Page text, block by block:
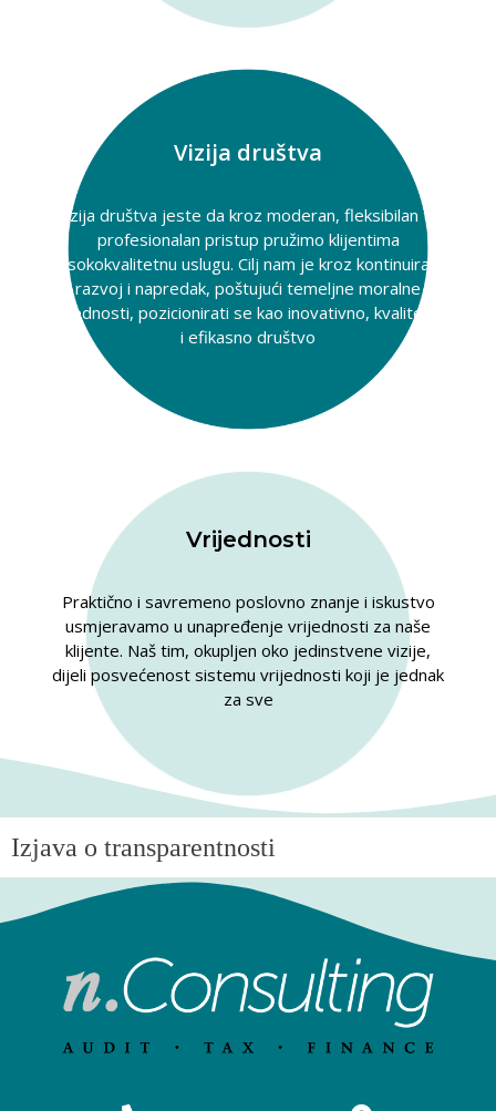
Vizija društva
Vizija društva jeste da kroz moderan, fleksibilan te
profesionalan pristup pružimo klijentima
visokokvalitetnu uslugu. Cilj nam je kroz kontinuirani
razvoj i napredak, poštujući temeljne moralne
vrijednosti, pozicionirati se kao inovativno, kvalitetno
i efikasno društvo
Vrijednosti
Praktično i savremeno poslovno znanje i iskustvo
usmjeravamo u unapređenje vrijednosti za naše
klijente. Naš tim, okupljen oko jedinstvene vizije,
dijeli posvećenost sistemu vrijednosti koji je jednak
za sve
Izjava o transparentnosti